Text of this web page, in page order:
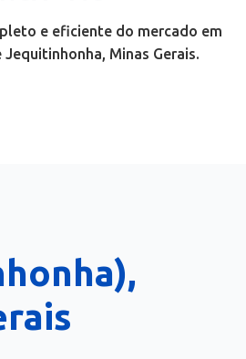
e eficiente do mercado em
Minas Gerais.